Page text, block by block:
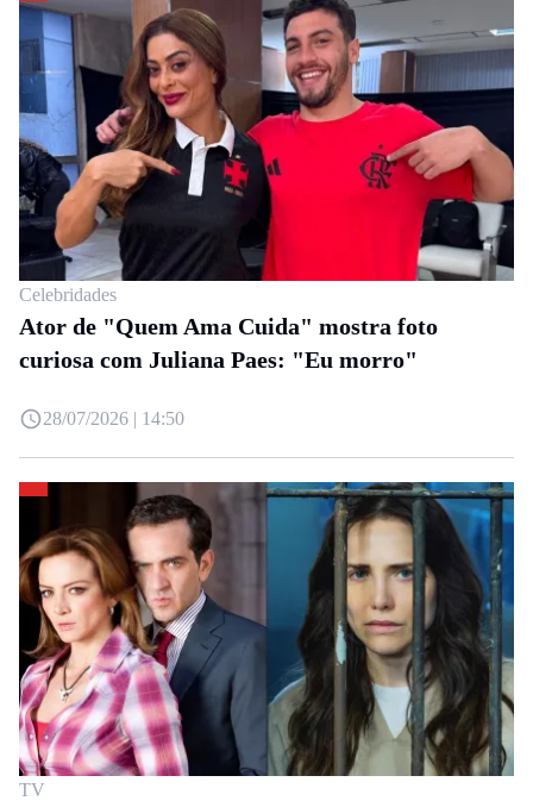
Celebridades
Ator de "Quem Ama Cuida" mostra foto
curiosa com Juliana Paes: "Eu morro"
28/07/2026 | 14:50
TV